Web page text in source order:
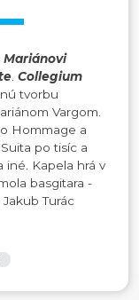
Mariánovi
Collegium
tvorbu
Vargom.
Hommage a
po tisíc a
iné.
Kapela hrá v
basgitara -
Turác